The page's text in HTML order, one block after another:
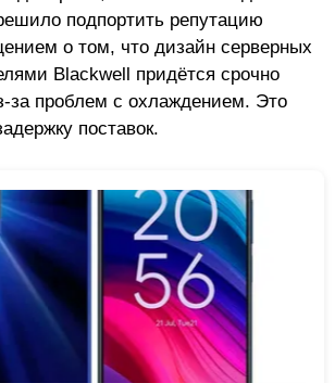
подпортить репутацию
о том, что дизайн серверных
Blackwell придётся срочно
за проблем с охлаждением. Это
поставок.